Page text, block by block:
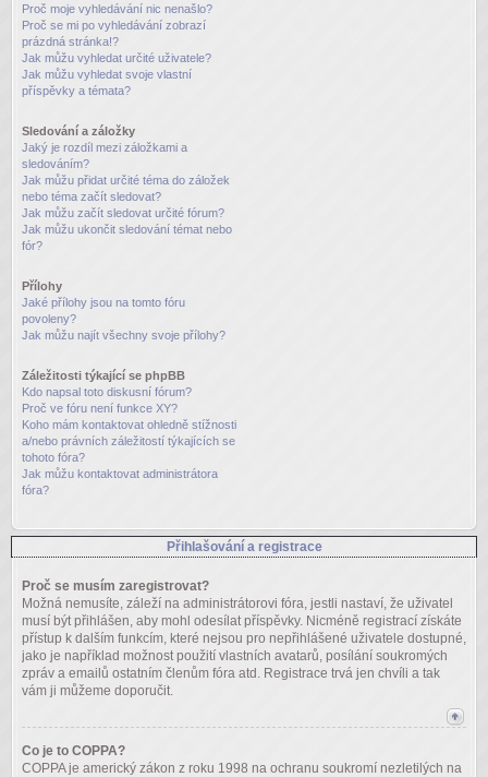
Proč moje vyhledávání nic nenašlo?
Proč se mi po vyhledávání zobrazí
prázdná stránka!?
Jak můžu vyhledat určité uživatele?
Jak můžu vyhledat svoje vlastní
příspěvky a témata?
Sledování a záložky
Jaký je rozdíl mezi záložkami a
sledováním?
Jak můžu přidat určité téma do záložek
nebo téma začít sledovat?
Jak můžu začít sledovat určité fórum?
Jak můžu ukončit sledování témat nebo
fór?
Přílohy
Jaké přílohy jsou na tomto fóru
povoleny?
Jak můžu najít všechny svoje přílohy?
Záležitosti týkající se phpBB
Kdo napsal toto diskusní fórum?
Proč ve fóru není funkce XY?
Koho mám kontaktovat ohledně stížnosti
a/nebo právních záležitostí týkajících se
tohoto fóra?
Jak můžu kontaktovat administrátora
fóra?
Přihlašování a registrace
Proč se musím zaregistrovat?
Možná nemusíte, záleží na administrátorovi fóra, jestli nastaví, že uživatel
musí být přihlášen, aby mohl odesílat příspěvky. Nicméně registrací získáte
přístup k dalším funkcím, které nejsou pro nepřihlášené uživatele dostupné,
jako je například možnost použití vlastních avatarů, posílání soukromých
zpráv a emailů ostatním členům fóra atd. Registrace trvá jen chvíli a tak
vám ji můžeme doporučit.
Co je to COPPA?
COPPA je americký zákon z roku 1998 na ochranu soukromí nezletilých na